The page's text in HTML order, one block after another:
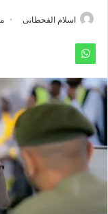
اسلام القحطانى